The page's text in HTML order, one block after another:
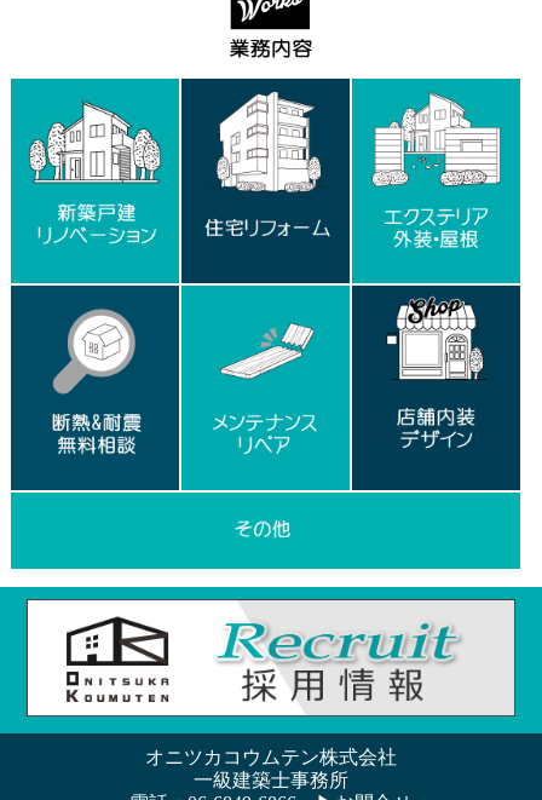
オニツカコウムテン株式会社
一級建築士事務所